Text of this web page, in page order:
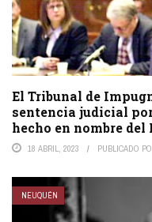
El Tribunal de
sentencia judicial
hecho en nombre del
18 ABRIL, 2023 PUBLICADO
NEUQUÉN